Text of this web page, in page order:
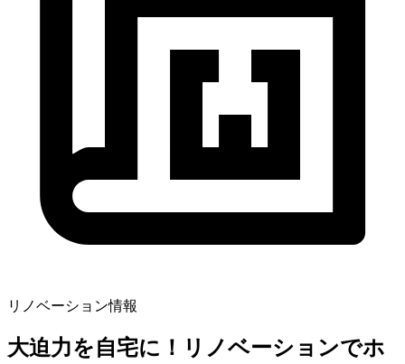
リノベーション情報
大迫力を自宅に！リノベーションでホ